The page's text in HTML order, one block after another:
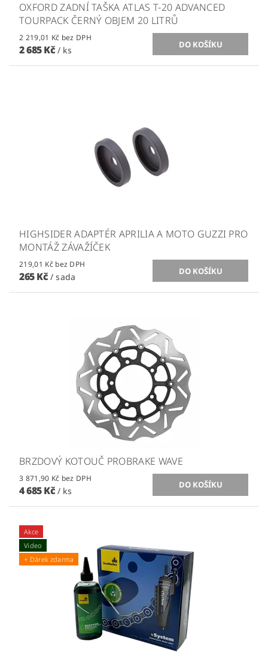
OXFORD ZADNÍ TAŠKA ATLAS T-20 ADVANCED
TOURPACK ČERNÝ OBJEM 20 LITRŮ
2 219,01 Kč bez DPH
2 685 Kč / ks
HIGHSIDER ADAPTÉR APRILIA A MOTO GUZZI PRO
MONTÁŽ ZÁVAŽÍČEK
219,01 Kč bez DPH
265 Kč / sada
BRZDOVÝ KOTOUČ PROBRAKE WAVE
3 871,90 Kč bez DPH
4 685 Kč / ks
Akce
Video
+ Dárek zdarma